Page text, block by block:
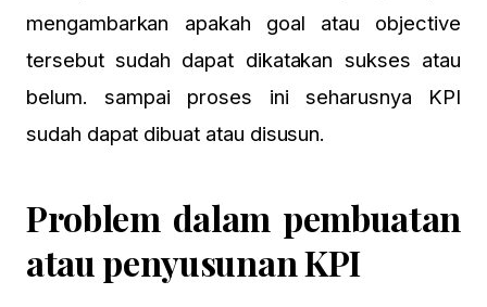
mengambarkan apakah goal atau objective
tersebut sudah dapat dikatakan sukses atau
belum. sampai proses ini seharusnya KPI
sudah dapat dibuat atau disusun.
Problem dalam pembuatan
atau penyusunan KPI